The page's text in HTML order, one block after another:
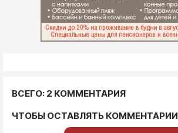
ВСЕГО: 2 КОММЕНТАРИЯ
ЧТОБЫ ОСТАВЛЯТЬ КОММЕНТАРИИ